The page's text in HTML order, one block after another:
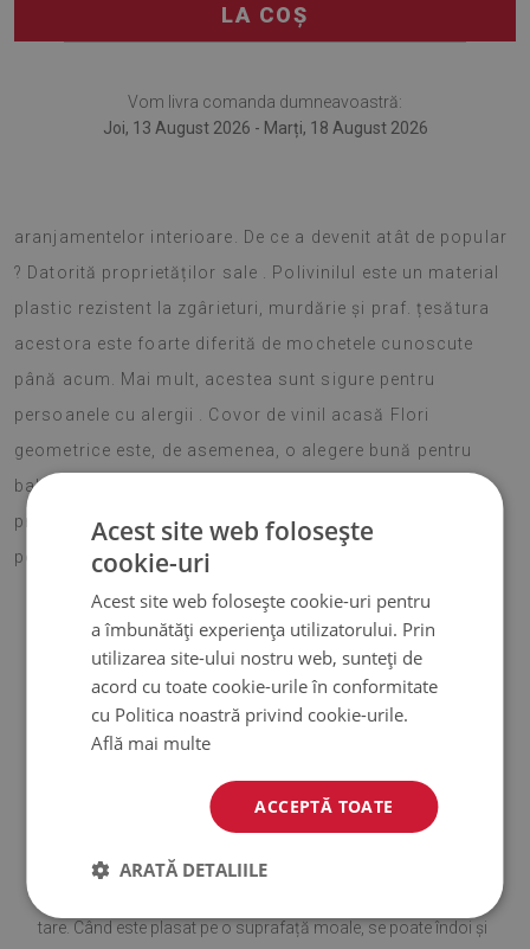
LA COȘ
Vom livra comanda dumneavoastră:
Joi, 13 August 2026 - Marți, 18 August 2026
aranjamentelor interioare. De ce a devenit atât de popular
? Datorită proprietăților sale . Polivinilul este un material
plastic rezistent la zgârieturi, murdărie și praf. țesătura
acestora este foarte diferită de mochetele cunoscute
până acum. Mai mult, acestea sunt sigure pentru
persoanele cu alergii . Covor de vinil acasă Flori
geometrice este, de asemenea, o alegere bună pentru
balconul pe care petreceți serile de vară. Un covoraș de
protecție așezat pe gresie izolează eficient, de aceea se
poate merge pe el fără încălțări cu o adevărată plăcere.
Material:vinil armat cu plasă PES.
Grosime:1,6 mm .
Nuanțele covoarelor pot diferi ușor de vizualizare.
tare. Când este plasat pe o suprafață moale, se poate îndoi și
Acest site web folosește
cookie-uri
Acest site web folosește cookie-uri pentru
a îmbunătăți experiența utilizatorului. Prin
utilizarea site-ului nostru web, sunteți de
acord cu toate cookie-urile în conformitate
cu Politica noastră privind cookie-urile.
Află mai multe
ACCEPTĂ TOATE
ARATĂ DETALIILE